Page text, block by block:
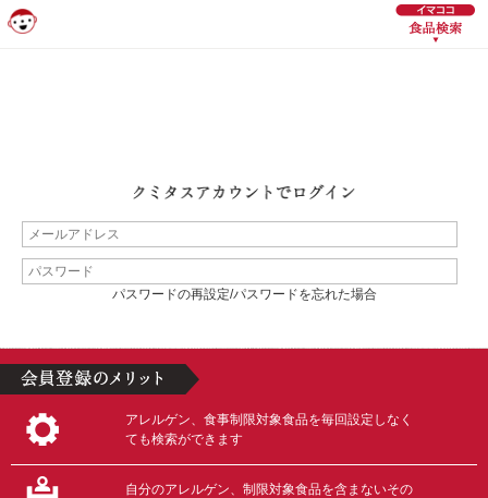
パスワードの再設定/パスワードを忘れた場合
アレルゲン、食事制限対象食品を毎回設定しなく
ても検索ができます
自分のアレルゲン、制限対象食品を含まないその